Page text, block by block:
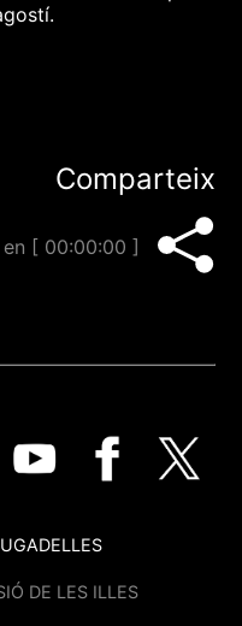
Comparteix
en [ 00:00:00 ]
DE LES ILLES